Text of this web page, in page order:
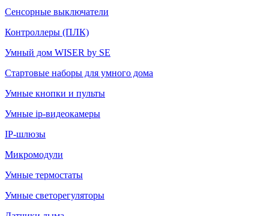
Сенсорные выключатели
Контроллеры (ПЛК)
Умный дом WISER by SE
Стартовые наборы для умного дома
Умные кнопки и пульты
Умные ip-видеокамеры
IP-шлюзы
Микромодули
Умные термостаты
Умные светорегуляторы